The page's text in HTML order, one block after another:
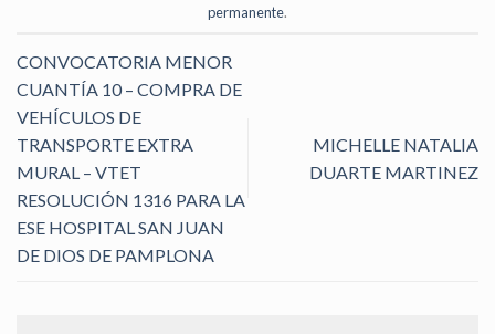
permanente.
CONVOCATORIA MENOR
CUANTÍA 10 – COMPRA DE
VEHÍCULOS DE
TRANSPORTE EXTRA
MURAL – VTET
RESOLUCIÓN 1316 PARA LA
ESE HOSPITAL SAN JUAN
DE DIOS DE PAMPLONA
MICHELLE NATALIA
DUARTE MARTINEZ